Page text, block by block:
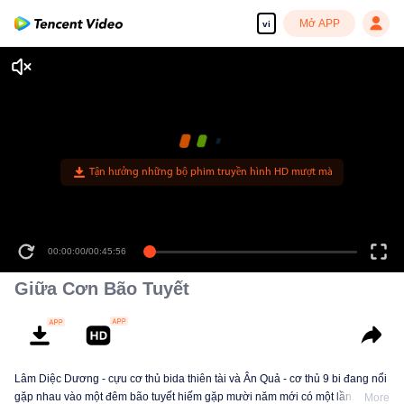
vi Mở APP
Tận hưởng những bộ phim truyền hình HD mượt mà
00:00:00/00:45:56
Giữa Cơn Bão Tuyết
Lâm Diệc Dương - cựu cơ thủ bida thiên tài và Ân Quả - cơ thủ 9 bi đang nổi
gặp nhau vào một đêm bão tuyết hiếm gặp mười năm mới có một lần. Được
More